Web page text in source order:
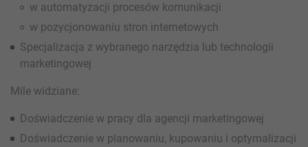
w automatyzacji procesów komunikacji
w pozycjonowaniu stron internetowych
Specjalizacja z wybranego narzędzia lub technologii
marketingowej
Mile widziane:
Doświadczenie w pracy dla agencji marketingowej
Doświadczenie w planowaniu, kupowaniu i optymalizacji